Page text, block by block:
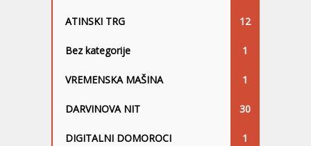
ATINSKI TRG 12
Bez kategorije 1
VREMENSKA MAŠINA 1
DARVINOVA NIT 30
DIGITALNI DOMOROCI 1